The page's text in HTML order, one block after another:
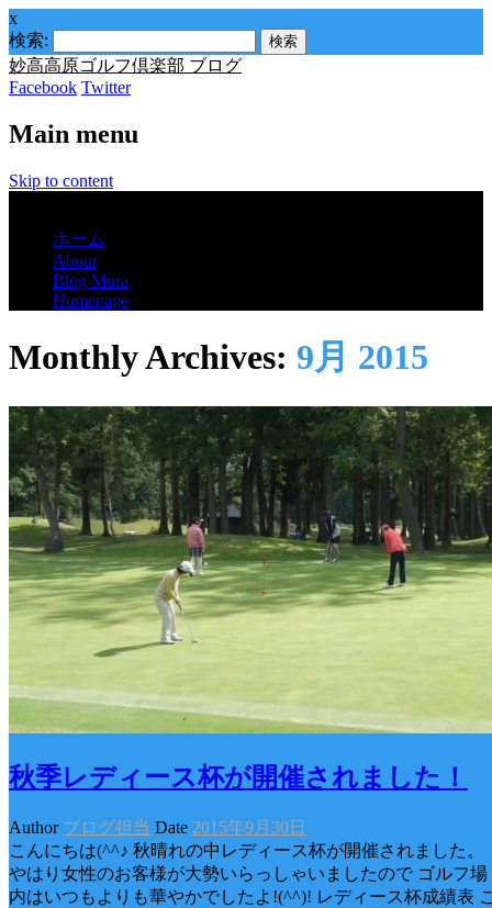
x
検索:
妙高高原ゴルフ倶楽部 ブログ
Facebook Twitter
Main menu
Skip to content
ホーム
About
Blog Mura
Homepage
Monthly Archives: 9月 2015
秋季レディース杯が開催されました！
Author ブログ担当 Date 2015年9月30日
こんにちは(^^♪ 秋晴れの中レディース杯が開催されました。
やはり女性のお客様が大勢いらっしゃいましたので ゴルフ場
内はいつもよりも華やかでしたよ!(^^)! レディース杯成績表